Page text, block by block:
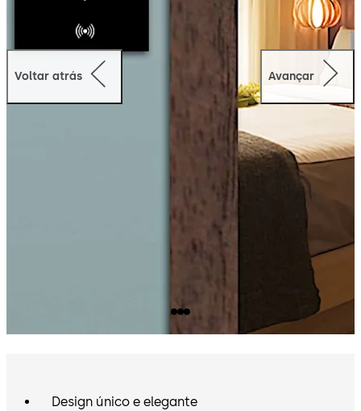
Voltar atrás Avançar
Design único e elegante